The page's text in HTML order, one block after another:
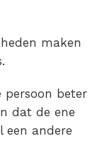
maken
persoon beter
dat de ene
een andere